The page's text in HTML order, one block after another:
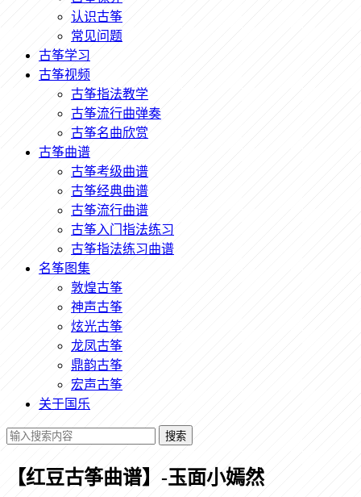
认识古筝
常见问题
古筝学习
古筝视频
古筝指法教学
古筝流行曲弹奏
古筝名曲欣赏
古筝曲谱
古筝考级曲谱
古筝经典曲谱
古筝流行曲谱
古筝入门指法练习
古筝指法练习曲谱
名筝图集
敦煌古筝
神声古筝
炫光古筝
龙凤古筝
鼎韵古筝
宏声古筝
关于国乐
搜索
【红豆古筝曲谱】-玉面小嫣然